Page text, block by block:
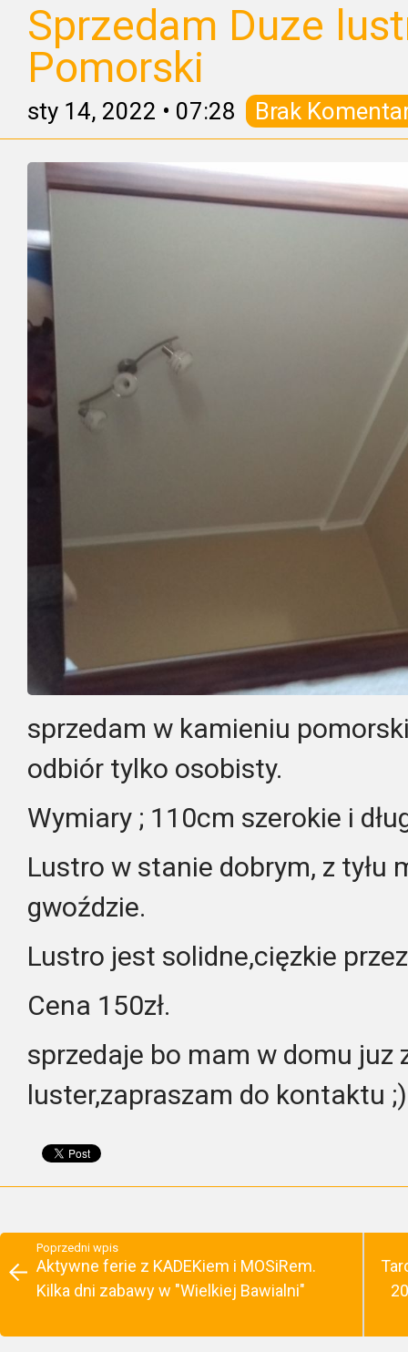
Sprzedam Duze
Pomorski
sty 14, 2022 • 07:28 Brak
sprzedam w kamieniu
odbiór tylko osobisty.
Wymiary ; 110cm szerokie i
Lustro w stanie dobrym, z tyłu
gwoździe.
Lustro jest solidne,cięzkie
Cena 150zł.
sprzedaje bo mam w domu juz
luster,zapraszam do kontaktu
Poprzedni wpis
Aktywne ferie z KADEKiem i MOSiRem.
Kilka dni zabawy w "Wielkiej Bawialni"